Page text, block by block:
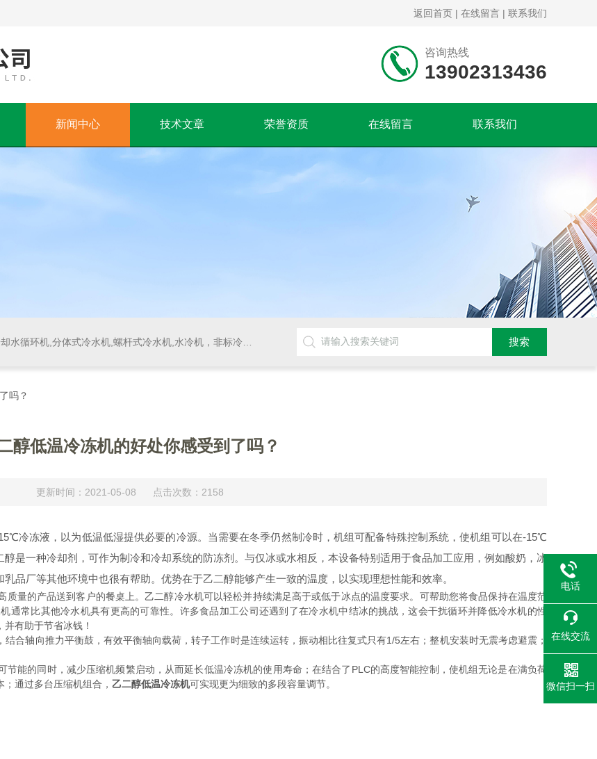
返回首页 | 在线留言 | 联系我们
咨询热线
13902313436
新闻中心 技术文章 荣誉资质 在线留言 联系我们
循环机,分体式冷水机,螺杆式冷水机,水冷机，非标冷水机
吗？
醇低温冷冻机的好处你感受到了吗？
更新时间：2021-05-08 点击次数：2158
冷冻液，以为低温低湿提供必要的冷源。当需要在冬季仍然制冷时，机组可配备特殊控制系统，使机组可以在-15℃
是一种冷却剂，可作为制冷和冷却系统的防冻剂。与仅冰或水相反，本设备特别适用于食品加工应用，例如酸奶，冰
品厂等其他环境中也很有帮助。优势在于乙二醇能够产生一致的温度，以实现理想性能和效率。
的产品送到客户的餐桌上。乙二醇冷水机可以轻松并持续满足高于或低于冰点的温度要求。可帮助您将食品保持在温度范
通常比其他冷水机具有更高的可靠性。许多食品加工公司还遇到了在冷水机中结冰的挑战，这会干扰循环并降低冷水机的性
有助于节省冰钱！
轴向推力平衡鼓，有效平衡轴向载荷，转子工作时是连续运转，振动相比往复式只有1/5左右；整机安装时无震考虑避震；
的同时，减少压缩机频繁启动，从而延长低温冷冻机的使用寿命；在结合了PLC的高度智能控制，使机组无论是在满负荷
通过多台压缩机组合， 乙二醇低温冷冻机可实现更为细致的多段容量调节。
电话
在线交流
微信扫一扫